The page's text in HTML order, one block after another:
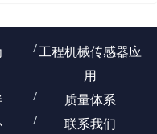
工程机械传感器应
用
质量体系
联系我们